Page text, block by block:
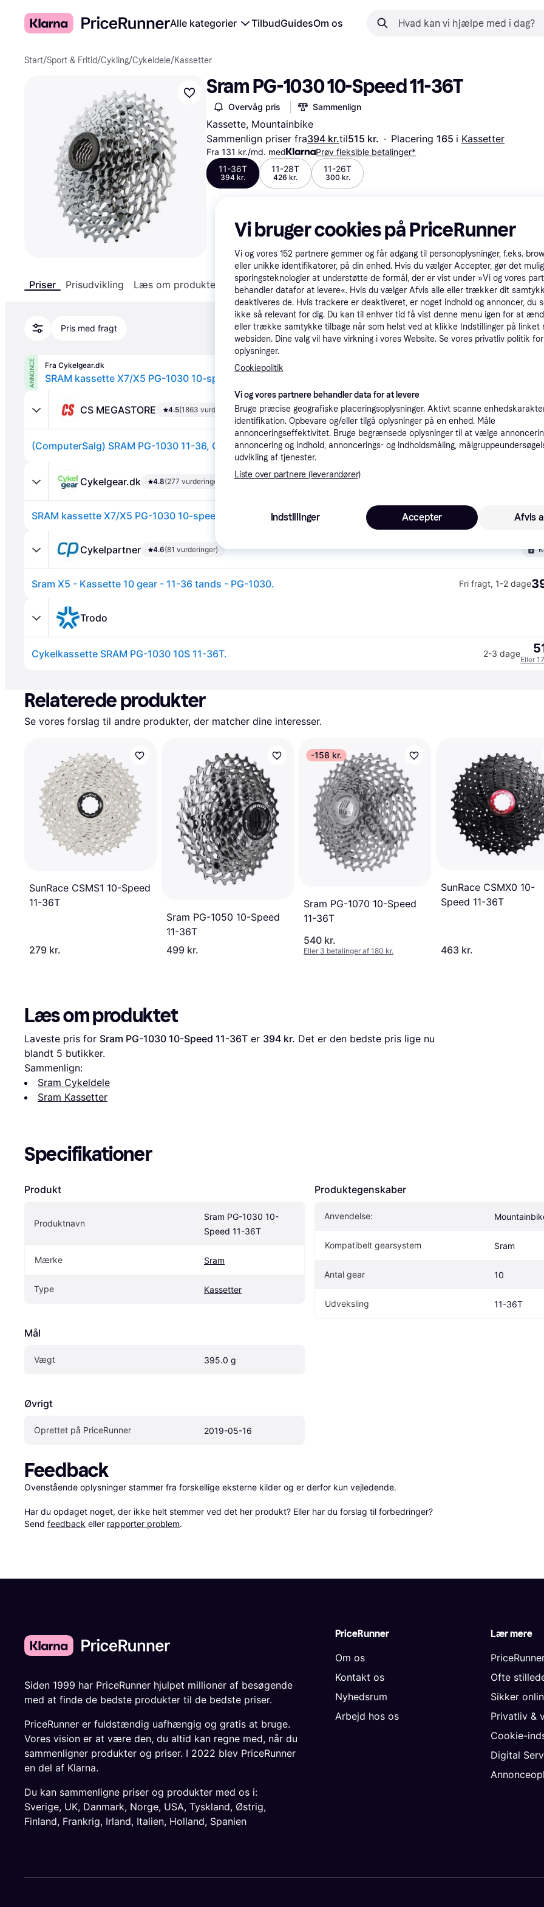
Alle kategorier TilbudGuidesOm os
Start/Sport & Fritid/Cykling/Cykeldele/Kassetter
Sram PG-1030 10-Speed 11-36T
Overvåg pris Sammenlign
Kassette, Mountainbike
Sammenlign priser fra394 kr.til515 kr. · Placering 165 i Kassetter
Fra 131 kr./md. med
Prøv fleksible betalinger*
11-36T
394 kr.
11-28T
426 kr.
11-26T
300 kr.
Priser Prisudvikling Læs om produktet Specifikationer
Pris med fragt
ANNONCE Fra Cykelgear.dk
SRAM kassette X7/X5 PG-1030 10-speed 11-36
CS MEGASTORE 4.5(1863 vurderinger)
(ComputerSalg) SRAM PG-1030 11-36, Cykelkassette, Stål, Sølv Laveste pris·39 kr. fragt,4-5 dage
Eller
Cykelgear.dk 4.8(277 vurderinger)
SRAM kassette X7/X5 PG-1030 10-speed 11-36 Fri fragt 1-2 dage
Cykelpartner 4.6(81 vurderinger)
Sram X5 - Kassette 10 gear - 11-36 tands - PG-1030. Fri fragt, 1-2 dage
Trodo
Cykelkassette SRAM PG-1030 10S 11-36T. 2-3 dage
Eller
Relaterede produkter
Se vores forslag til andre produkter, der matcher dine interesser.
SunRace CSMS1 10-Speed
11-36T
279 kr.
Sram PG-1050 10-Speed
11-36T
499 kr.
-158 kr.
Sram PG-1070 10-Speed
11-36T
540 kr.
Eller 3 betalinger af 180 kr.
SunRace CSMX0 10-
Speed 11-36T
463 kr.
Læs om produktet
Laveste pris for Sram PG-1030 10-Speed 11-36T er 394 kr. Det er den bedste pris lige nu
blandt 5 butikker.
Sammenlign:
Sram Cykeldele
Sram Kassetter
Specifikationer
Produkt
Produktnavn
Sram PG-1030 10-
Speed 11-36T
Mærke Sram
Type Kassetter
Mål
Vægt 395.0 g
Øvrigt
Oprettet på PriceRunner 2019-05-16
Produktegenskaber
Anvendelse:
Kompatibelt gearsystem Sram
Antal gear 10
Udveksling 11-36T
Feedback
Ovenstående oplysninger stammer fra forskellige eksterne kilder og er derfor kun vejledende.
Har du opdaget noget, der ikke helt stemmer ved det her produkt? Eller har du forslag til forbedringer?
Send feedback eller rapporter problem.
PriceRunner
Om os
Kontakt os
Nyhedsrum
Arbejd hos os
Lær mere
Ofte
Sikker
Privatliv &
Cookie-
Digital
Siden 1999 har PriceRunner hjulpet millioner af besøgende
med at finde de bedste produkter til de bedste priser.
PriceRunner er fuldstændig uafhængig og gratis at bruge.
Vores vision er at være den, du altid kan regne med, når du
sammenligner produkter og priser. I 2022 blev PriceRunner
en del af Klarna.
Du kan sammenligne priser og produkter med os i:
Sverige, UK, Danmark, Norge, USA, Tyskland, Østrig,
Finland, Frankrig, Irland, Italien, Holland, Spanien
Vi bruger cookies på PriceRunner
Vi og vores 152 partnere gemmer og får adgang til personoplysninger, f.eks.
eller unikke identifikatorer, på din enhed. Hvis du vælger Accepter, gør det
sporingsteknologier at understøtte de formål, der er vist under »Vi og vores
behandler datafor at levere«. Hvis du vælger Afvis alle eller trækker dit
deaktiveres de. Hvis trackere er deaktiveret, er noget indhold og annoncer, du
ikke så relevant for dig. Du kan til enhver tid få vist denne menu igen for at
eller trække samtykke tilbage når som helst ved at klikke Indstillinger på linket
websiden. Dine valg vil have virkning i vores Website. Se vores privatliv politik
oplysninger.
Cookiepolitik
Vi og vores partnere behandler data for at levere
Bruge præcise geografiske placeringsoplysninger. Aktivt scanne
identifikation. Opbevare og/eller tilgå oplysninger på en enhed. Måle
annonceringseffektivitet. Bruge begrænsede oplysninger til at vælge
annoncering og indhold, annoncerings- og indholdsmåling,
udvikling af tjenester.
Liste over partnere (leverandører)
Indstillinger Afvis
Accepter